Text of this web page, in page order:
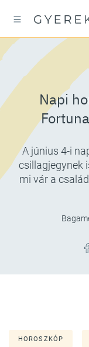
Napi
A június 4-i
csillagjegynek
mi vár a
HOROSZKÓP